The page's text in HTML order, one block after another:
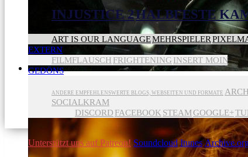
INJUSTICE 2HALBFESTE
ART IS OUR LANGUAGEMEHRSPIELER
EXTERN
FILMFLAUSCH FRIGHTENING INSERT MOIN
GEDÖNS
ANDERE EMPFEHLENSWERTE BLOGS, WEBSEITEN UND FORMATE
SOCIALKRAM
DISCORD FACEBOOK STEAMGOOGLE+
Unterstützt uns auf Patreon! Soundcloud Itunes